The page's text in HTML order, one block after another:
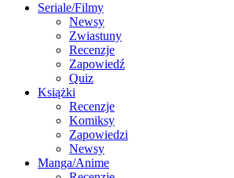
Seriale/Filmy
Newsy
Zwiastuny
Recenzje
Zapowiedź
Quiz
Książki
Recenzje
Komiksy
Zapowiedzi
Newsy
Manga/Anime